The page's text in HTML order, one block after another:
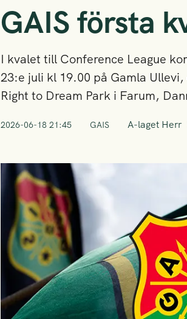
GAIS första
I kvalet till Conference League
23:e juli kl 19.00 på Gamla
Right to Dream Park i Farum,
2026-06-18 21:45 GAIS A-laget Herr